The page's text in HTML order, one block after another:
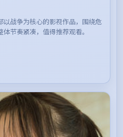
战争为核心的影视作品，围绕危
节奏紧凑，值得推荐观看。